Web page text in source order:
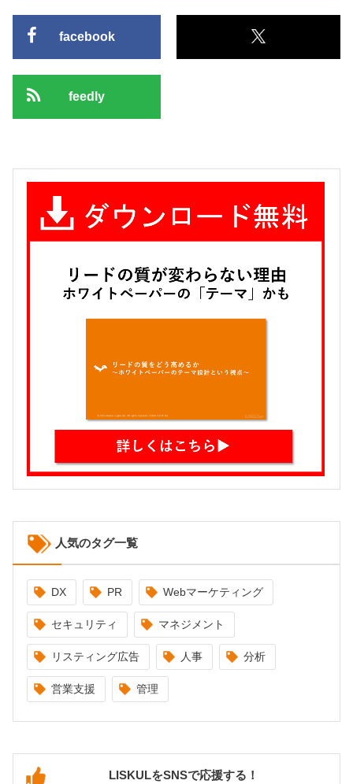
facebook
feedly
人気のタグ一覧
DX PR Webマーケティング
セキュリティ マネジメント
リスティング広告 人事 分析
営業支援 管理
LISKULをSNSで応援する！